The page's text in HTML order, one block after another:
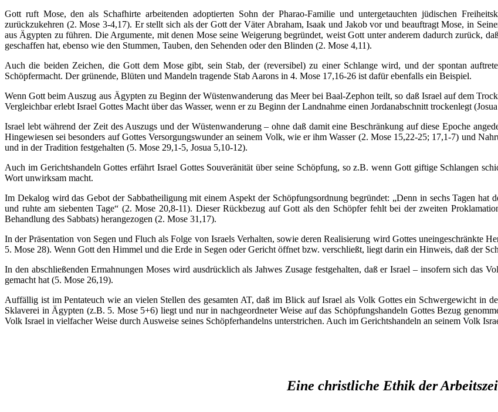
Gott ruft Mose, den als Schafhirte arbeitenden adoptierten Sohn der Pharao-Familie und untergetauchten jüdischen
zurückzukehren (2. Mose 3-4,17). Er stellt sich als der Gott der Väter Abraham, Isaak und Jakob vor und beauftragt Mose, in
aus Ägypten zu führen. Die Argumente, mit denen Mose seine Weigerung begründet, weist Gott unter anderem dadurch zurück,
geschaffen hat, ebenso wie den Stummen, Tauben, den Sehenden oder den Blinden (2. Mose 4,11).
Auch die beiden Zeichen, die Gott dem Mose gibt, sein Stab, der (reversibel) zu einer Schlange wird, und der spontan
Schöpfermacht. Der grünende, Blüten und Mandeln tragende Stab Aarons in 4. Mose 17,16-26 ist dafür ebenfalls ein Beispiel.
Wenn Gott beim Auszug aus Ägypten zu Beginn der Wüstenwanderung das Meer bei Baal-Zephon teilt, so daß Israel auf dem
Vergleichbar erlebt Israel Gottes Macht über das Wasser, wenn er zu Beginn der Landnahme einen Jordanabschnitt trockenlegt
Israel lebt während der Zeit des Auszugs und der Wüstenwanderung – ohne daß damit eine Beschränkung auf diese Epoche
Hingewiesen sei besonders auf Gottes Versorgungswunder an seinem Volk, wie er ihm Wasser (2. Mose 15,22-25; 17,1-7) und
und in der Tradition festgehalten (5. Mose 29,1-5, Josua 5,10-12).
Auch im Gerichtshandeln Gottes erfährt Israel Gottes Souveränität über seine Schöpfung, so z.B. wenn Gott giftige Schlangen
Wort unwirksam macht.
Im Dekalog wird das Gebot der Sabbatheiligung mit einem Aspekt der Schöpfungsordnung begründet: „Denn in sechs Tagen
und ruhte am siebenten Tage“ (2. Mose 20,8-11). Dieser Rückbezug auf Gott als den Schöpfer fehlt bei der zweiten
Behandlung des Sabbats) herangezogen (2. Mose 31,17).
In der Präsentation von Segen und Fluch als Folge von Israels Verhalten, sowie deren Realisierung wird Gottes uneingeschränkte
5. Mose 28). Wenn Gott den Himmel und die Erde in Segen oder Gericht öffnet bzw. verschließt, liegt darin ein Hinweis, daß der
In den abschließenden Ermahnungen Moses wird ausdrücklich als Jahwes Zusage festgehalten, daß er Israel – insofern sich das
gemacht hat (5. Mose 26,19).
Auffällig ist im Pentateuch wie an vielen Stellen des gesamten AT, daß im Blick auf Israel als Volk Gottes ein Schwergewicht in
Sklaverei in Ägypten (z.B. 5. Mose 5+6) liegt und nur in nachgeordneter Weise auf das Schöpfungshandeln Gottes Bezug
Volk Israel in vielfacher Weise durch Ausweise seines Schöpferhandelns unterstrichen. Auch im Gerichtshandeln an seinem Volk
Eine christliche Ethik der